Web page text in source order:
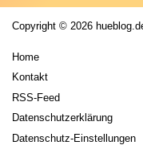
Copyright © 2026
Home
Kontakt
RSS-Feed
Datenschutzerklärung
Datenschutz-Einstellungen